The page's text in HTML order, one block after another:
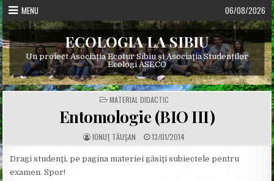
Skip
to
content
MENU 06/08/2026
ECOLOGIA LA SIBIU
Un proiect Asociația Ecotur Sibiu și Asociația Studenților
Ecologi ASECO
POSTED
IN
MATERIAL DIDACTIC
Entomologie (BIO III)
A
U
H
O
IONUŢ TĂUŞAN P
U
L
I
13/01/2014
Dragi studenţi, pe pagina materiei găsiţi subiectele pentru
examen. Spor!